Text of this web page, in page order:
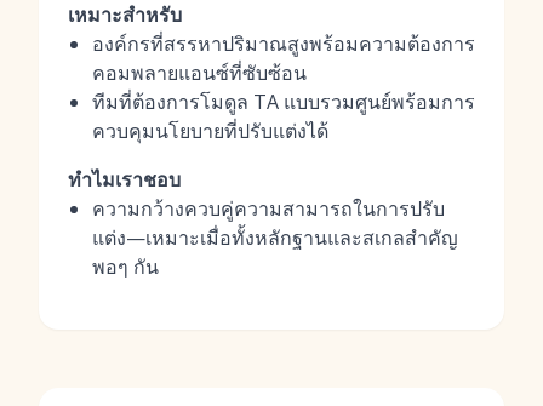
เหมาะสำหรับ
องค์กรที่สรรหาปริมาณสูงพร้อมความต้องการ
คอมพลายแอนซ์ที่ซับซ้อน
ทีมที่ต้องการโมดูล TA แบบรวมศูนย์พร้อมการ
ควบคุมนโยบายที่ปรับแต่งได้
ทำไมเราชอบ
ความกว้างควบคู่ความสามารถในการปรับ
แต่ง—เหมาะเมื่อทั้งหลักฐานและสเกลสำคัญ
พอๆ กัน